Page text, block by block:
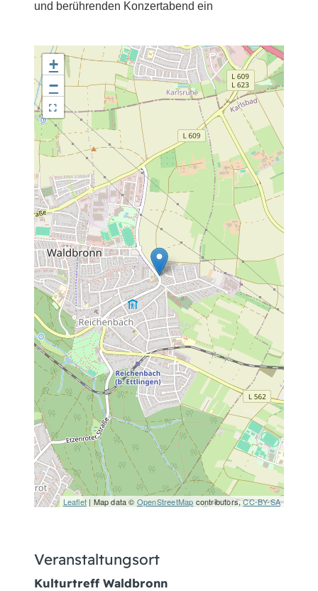
und berührenden Konzertabend ein
+
−
Leaflet| Map data © OpenStreetMap contributors,CC-BY-SA
Veranstaltungsort
Kulturtreff Waldbronn